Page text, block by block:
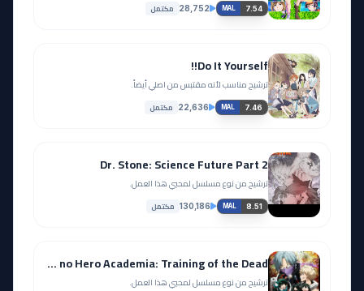
MAL 7.54
28,752 مكتمل
Do It Yourself!!
ترشيح مناسب لأنه مقتبس من اصلي أيضاً.
MAL 7.46
22,636 مكتمل
Dr. Stone: Science Future Part 2
ترشيح من نوع مسلسل لمحبي هذا العمل.
MAL 8.51
130,186 مكتمل
Boku no Hero Academia: Training of the Dead
ترشيح من نوع مسلسل لمحبي هذا العمل.